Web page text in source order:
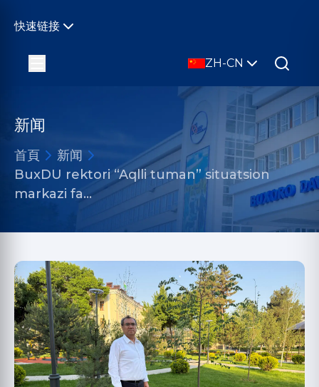
快速链接
ZH-CN
新闻
首頁
新闻
BuxDU rektori “Aqlli tuman” situatsion
markazi fa…